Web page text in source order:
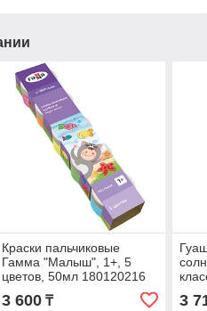
Краски пальчиковые
Гамма "Малыш", 1+, 5
цветов, 50мл 180120216
3 600₸ 3